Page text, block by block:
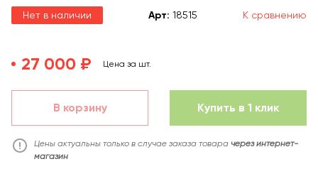
Нет в наличии Арт: 18515 К сравнению
27 000 ₽ Цена за шт.
В корзину Купить в 1 клик
Цены актуальны только в случае заказа товара через интернет-
магазин